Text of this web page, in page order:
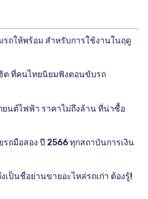
รถให้พร้อม สำหรับการใช้งานในฤดู
ต ที่คนไทยนิยมฟังตอนขับรถ
ยนต์ไฟฟ้า ราคาไม่ถึงล้าน ที่น่าซื้อ
รถมือสอง ปี 2566 ทุกสถาบันการเงิน
เป็นชื่อย่านขายอะไหล่รถเก่า ต้องรู้!